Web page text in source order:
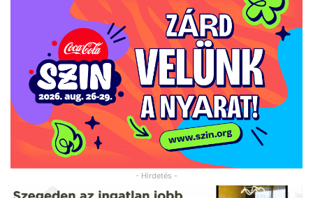
- Hirdetés -